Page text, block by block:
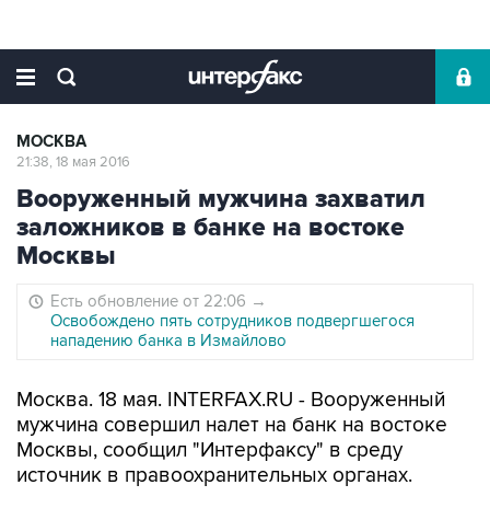
МОСКВА
21:38, 18 мая 2016
Вооруженный мужчина захватил
заложников в банке на востоке
Москвы
Есть обновление от 22:06 →
Освобождено пять сотрудников подвергшегося
нападению банка в Измайлово
Москва. 18 мая. INTERFAX.RU - Вооруженный
мужчина совершил налет на банк на востоке
Москвы, сообщил "Интерфаксу" в среду
источник в правоохранительных органах.